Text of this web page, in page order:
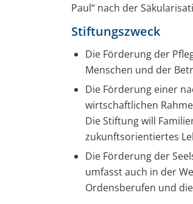
Paul“ nach der
Stiftungszweck
Die Förderung der
Menschen und der
Die Förderung einer
wirtschaftlichen
Die Stiftung will
zukunftsorientiertes
Die Förderung der
umfasst auch in der
Ordensberufen und